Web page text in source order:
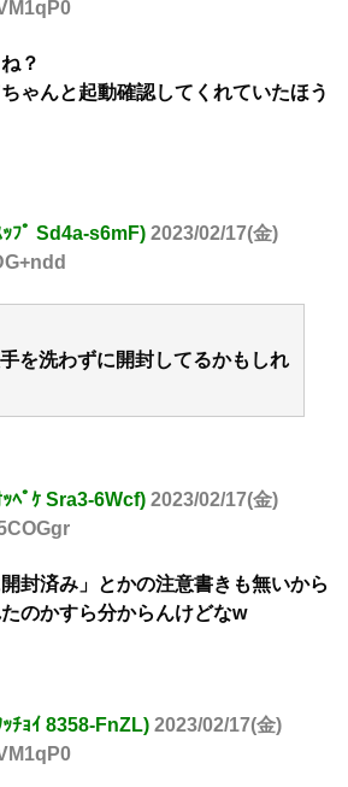
？
ゃんと起動確認してくれていたほう
ﾌﾟ Sd4a-s6mF) 2023/02/17(金)
を洗わずに開封してるかもしれ
ﾍﾟｹ Sra3-6Wcf) 2023/02/17(金)
封済み」とかの注意書きも無いから
のかすら分からんけどなw
ﾁｮｲ 8358-FnZL) 2023/02/17(金)